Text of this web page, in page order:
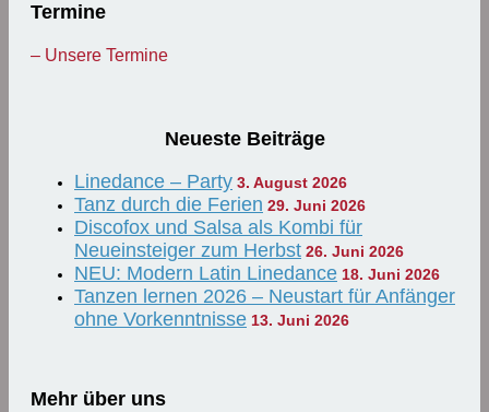
Termine
– Unsere Termine
Neueste Beiträge
Linedance – Party 3. August 2026
Tanz durch die Ferien 29. Juni 2026
Discofox und Salsa als Kombi für
Neueinsteiger zum Herbst 26. Juni 2026
NEU: Modern Latin Linedance 18. Juni 2026
Tanzen lernen 2026 – Neustart für Anfänger
ohne Vorkenntnisse 13. Juni 2026
Mehr über uns